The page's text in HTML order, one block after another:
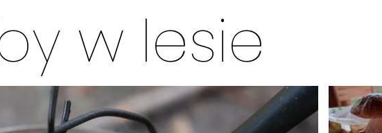
w lesie